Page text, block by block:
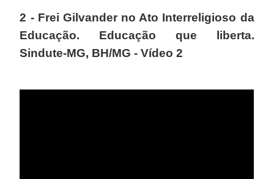
2 - Frei Gilvander no Ato Interreligioso da
Educação. Educação que liberta.
Sindute-MG, BH/MG - Vídeo 2